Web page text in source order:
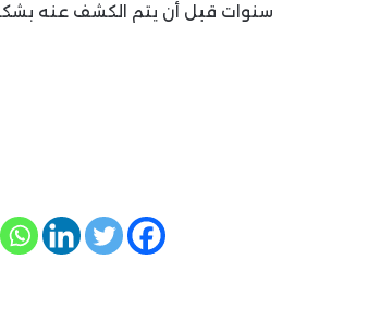
سنوات قبل أن يتم الكشف عنه